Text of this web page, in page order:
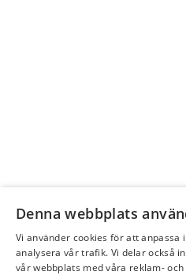
Denna webbplats
Vi använder cookies för att
analysera vår trafik. Vi delar också
vår webbplats med våra reklam-